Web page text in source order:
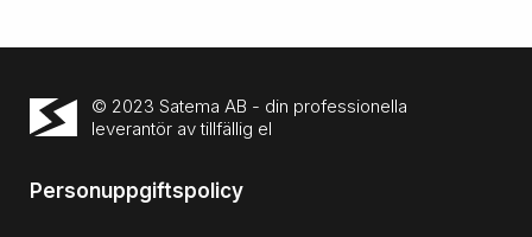
© 2023 Satema AB - din professionella
leverantör av tillfällig el
Personuppgiftspolicy